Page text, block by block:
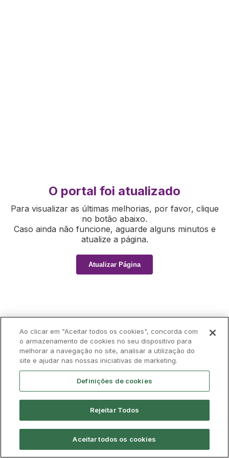
O portal foi atualizado
Para visualizar as últimas melhorias, por favor, clique
no botão abaixo.
Caso ainda não funcione, aguarde alguns minutos e
atualize a página.
Atualizar Página
Ao clicar em "Aceitar todos os cookies", concorda com
o armazenamento de cookies no seu dispositivo para
melhorar a navegação no site, analisar a utilização do
site e ajudar nas nossas iniciativas de marketing.
Definições de cookies
Rejeitar Todos
Aceitar todos os cookies